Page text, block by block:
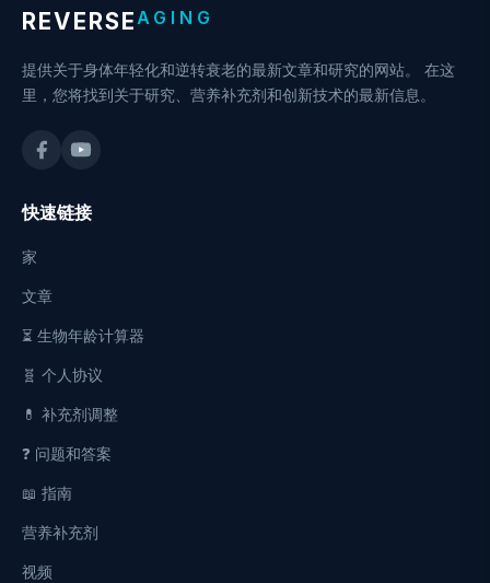
REVERSEAGING
提供关于身体年轻化和逆转衰老的最新文章和研究的网站。 在这
里，您将找到关于研究、营养补充剂和创新技术的最新信息。
快速链接
家
文章
⏳ 生物年龄计算器
🧬 个人协议
💊 补充剂调整
❓ 问题和答案
📖 指南
营养补充剂
视频